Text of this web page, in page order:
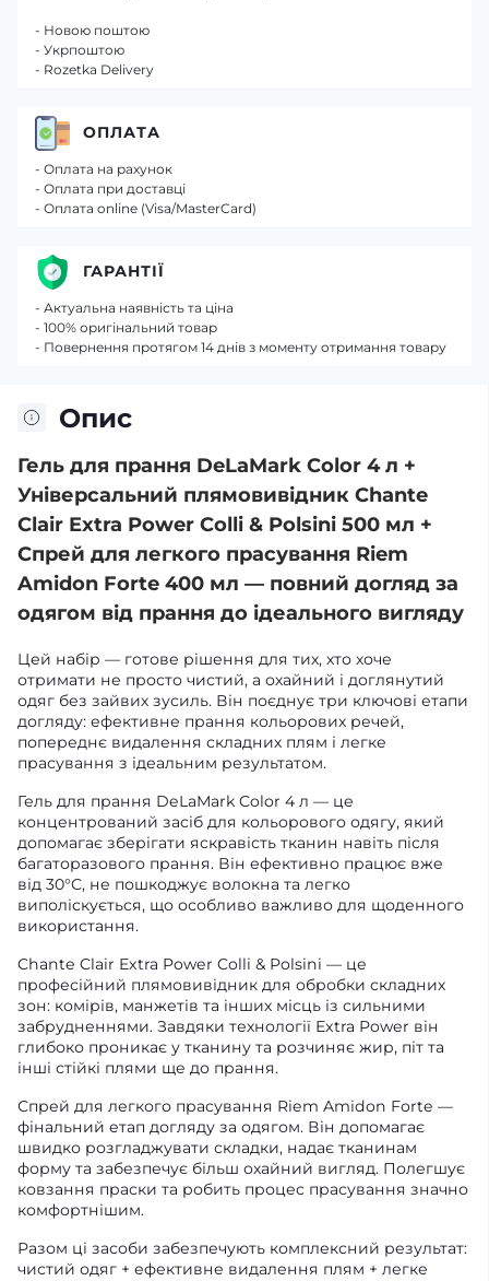
Опис
Гель для прання DeLaMark Color 4 л +
Універсальний плямовивідник Chante
Clair Extra Power Colli & Polsini 500 мл +
Спрей для легкого прасування Riem
Amidon Forte 400 мл — повний догляд за
одягом від прання до ідеального вигляду
Цей набір — готове рішення для тих, хто хоче
отримати не просто чистий, а охайний і доглянутий
одяг без зайвих зусиль. Він поєднує три ключові етапи
догляду: ефективне прання кольорових речей,
попереднє видалення складних плям і легке
прасування з ідеальним результатом.
Гель для прання DeLaMark Color 4 л — це
концентрований засіб для кольорового одягу, який
допомагає зберігати яскравість тканин навіть після
багаторазового прання. Він ефективно працює вже
від 30°C, не пошкоджує волокна та легко
виполіскується, що особливо важливо для щоденного
використання.
Chante Clair Extra Power Colli & Polsini — це
професійний плямовивідник для обробки складних
зон: комірів, манжетів та інших місць із сильними
забрудненнями. Завдяки технології Extra Power він
глибоко проникає у тканину та розчиняє жир, піт та
інші стійкі плями ще до прання.
Спрей для легкого прасування Riem Amidon Forte —
фінальний етап догляду за одягом. Він допомагає
швидко розгладжувати складки, надає тканинам
форму та забезпечує більш охайний вигляд. Полегшує
ковзання праски та робить процес прасування значно
комфортнішим.
Разом ці засоби забезпечують комплексний результат:
чистий одяг + ефективне видалення плям + легке
- Новою поштою
- Укрпоштою
- Rozetka Delivery
ОПЛАТА
- Оплата на рахунок
- Оплата при доставці
- Оплата online (Visa/MasterCard)
ГАРАНТІЇ
- Актуальна наявність та ціна
- 100% оригінальний товар
- Повернення протягом 14 днів з моменту отримання товару